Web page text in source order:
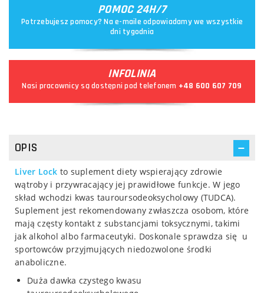
POMOC 24H/7
Potrzebujesz pomocy? Na e-maile odpowiadamy we wszystkie
dni tygodnia
INFOLINIA
Nasi pracownicy są dostępni pod telefonem +48 600 607 709
OPIS
Liver Lock to suplement diety wspierający zdrowie
wątroby i przywracający jej prawidłowe funkcje. W jego
skład wchodzi kwas tauroursodeoksycholowy (TUDCA).
Suplement jest rekomendowany zwłaszcza osobom, które
mają częsty kontakt z substancjami toksycznymi, takimi
jak alkohol albo farmaceutyki. Doskonale sprawdza się u
sportowców przyjmujących niedozwolone środki
anaboliczne.
Duża dawka czystego kwasu